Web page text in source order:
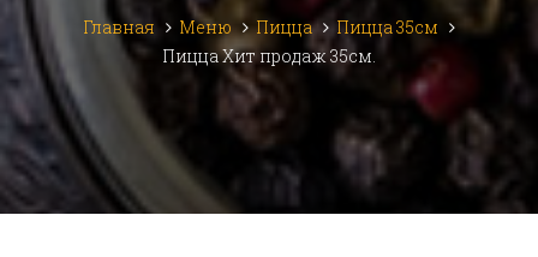
Главная Меню Пицца
Пицца 35см
Пицца Хит продаж 35см.